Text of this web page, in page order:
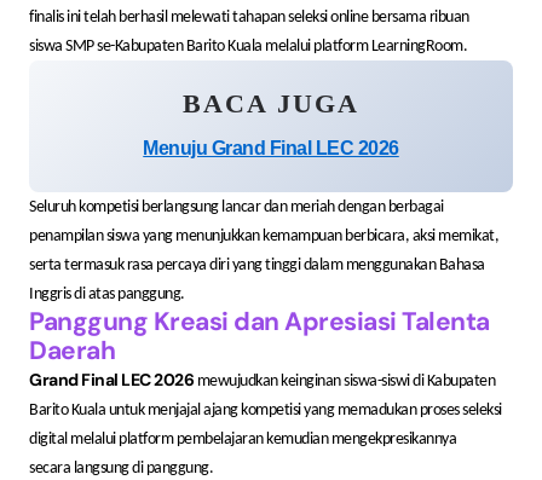
finalis ini telah berhasil melewati tahapan seleksi online bersama ribuan
siswa SMP se-Kabupaten Barito Kuala melalui platform LearningRoom.
BACA JUGA
Menuju Grand Final LEC 2026
Seluruh kompetisi berlangsung lancar dan meriah dengan berbagai
penampilan siswa yang menunjukkan kemampuan berbicara, aksi memikat,
serta termasuk rasa percaya diri yang tinggi dalam menggunakan Bahasa
Inggris di atas panggung.
Panggung Kreasi dan Apresiasi Talenta
Daerah
Grand Final LEC 2026 mewujudkan keinginan siswa-siswi di Kabupaten
Barito Kuala untuk menjajal ajang kompetisi yang memadukan proses seleksi
digital melalui platform pembelajaran kemudian mengekpresikannya
secara langsung di panggung.